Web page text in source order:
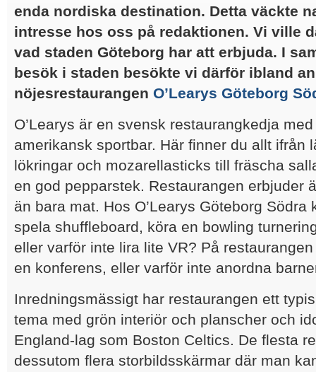
enda nordiska destination. Detta väckte
intresse hos oss på redaktionen. Vi ville
vad staden Göteborg har att erbjuda. I
besök i staden besökte vi därför ibland
nöjesrestaurangen O’Learys Göteborg
O’Learys är en svensk restaurangkedja
amerikansk sportbar. Här finner du allt ifrån
lökringar och mozarellasticks till fräscha
en god pepparstek. Restaurangen erbjuder
än bara mat. Hos O’Learys Göteborg Södra
spela shuffleboard, köra en bowling
eller varför inte lira lite VR? På
en konferens, eller varför inte anordna
Inredningsmässigt har restaurangen ett
tema med grön interiör och planscher och
England-lag som Boston Celtics. De flesta
dessutom flera storbildsskärmar där man